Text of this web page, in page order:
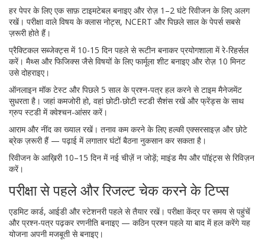
हर पेपर के लिए एक साफ़ टाइमटेबल बनाइए और रोज़ 1–2 घंटे रिवीजन के लिए अलग
रखें। परीक्षा वाले विषय के क्लास नोट्स, NCERT और पिछले साल के पेपर्स सबसे
ज़रूरी होते हैं।
प्रैक्टिकल सब्जेक्ट्स में 10-15 दिन पहले से रूटीन बनाकर प्रयोगशाला में रे-रिहर्सल
करें। मैथ्स और फिजिक्स जैसे विषयों के लिए फार्मूला शीट बनाइए और रोज़ 10 मिनट
उसे दोहराइए।
ऑनलाइन मॉक टेस्ट और पिछले 5 साल के प्रश्न-पत्र हल करने से टाइम मैनेजमेंट
सुधरता है। जहां कमजोरी हो, वहां छोटी-छोटी स्टडी सैशंस रखें और फ्रेंड्स के साथ
ग्रुप स्टडी में क्वेश्चन-आंसर करें।
आराम और नींद का ख्याल रखें। तनाव कम करने के लिए हल्की एक्सरसाइज़ और छोटे
ब्रेक ज़रूरी हैं — पढ़ाई में लगातार घंटों बैठना नुकसान कर सकता है।
रिवीजन के आख़िरी 10–15 दिन में नई चीज़ें न जोड़ें; माइंड मैप और पॉइंट्स से रिविज़न
करें।
परीक्षा से पहले और रिजल्ट चेक करने के टिप्स
एडमिट कार्ड, आईडी और स्टेशनरी पहले से तैयार रखें। परीक्षा केंद्र पर समय से पहुंचें
और प्रश्न-पत्र पढ़कर रणनीति बनाइए — कठिन प्रश्न पहले या बाद में हल करेंगे यह
योजना अपनी मजबूती से बनाइए।